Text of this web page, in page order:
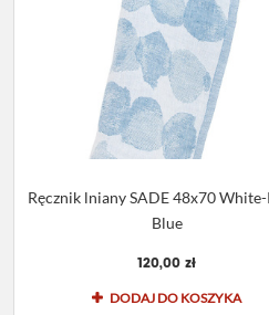
Ręcznik lniany SADE 48x70
Blue
120,00 zł
DODAJ DO KOSZYKA